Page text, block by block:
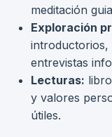
meditación
Exploración
introductorios,
entrevistas
Lecturas:
y valores
útiles.